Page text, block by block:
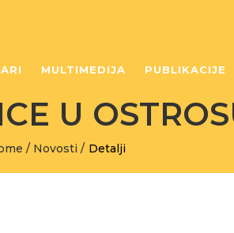
MULTIMEDIJA PUBLIKACIJE
U
/ Novosti / Detalji